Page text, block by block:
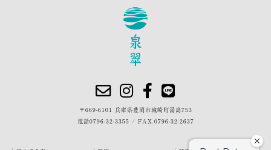
〒669-6101 兵庫県豊岡市城崎町湯島753
電話0796-32-3355 / FAX.0796-32-2637